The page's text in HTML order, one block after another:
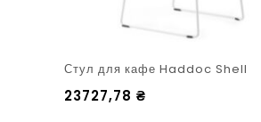
Стул для кафе Haddoc Shell
23727,78 ₴